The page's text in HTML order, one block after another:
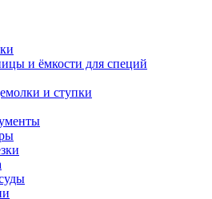
и ёмкости для специй
и ступки